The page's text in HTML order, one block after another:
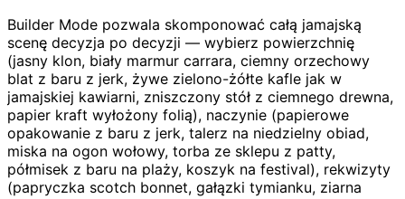
Builder Mode pozwala skomponować całą jamajską
scenę decyzja po decyzji — wybierz powierzchnię
(jasny klon, biały marmur carrara, ciemny orzechowy
blat z baru z jerk, żywe zielono-żółte kafle jak w
jamajskiej kawiarni, zniszczony stół z ciemnego drewna,
papier kraft wyłożony folią), naczynie (papierowe
opakowanie z baru z jerk, talerz na niedzielny obiad,
miska na ogon wołowy, torba ze sklepu z patty,
półmisek z baru na plaży, koszyk na festival), rekwizyty
(papryczka scotch bonnet, gałązki tymianku, ziarna